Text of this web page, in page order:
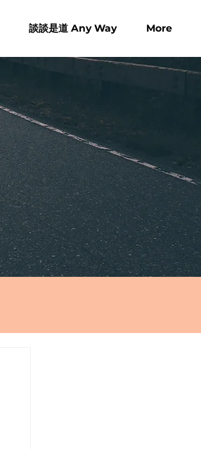
談談是道 Any Way More